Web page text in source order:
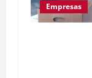
Empresas